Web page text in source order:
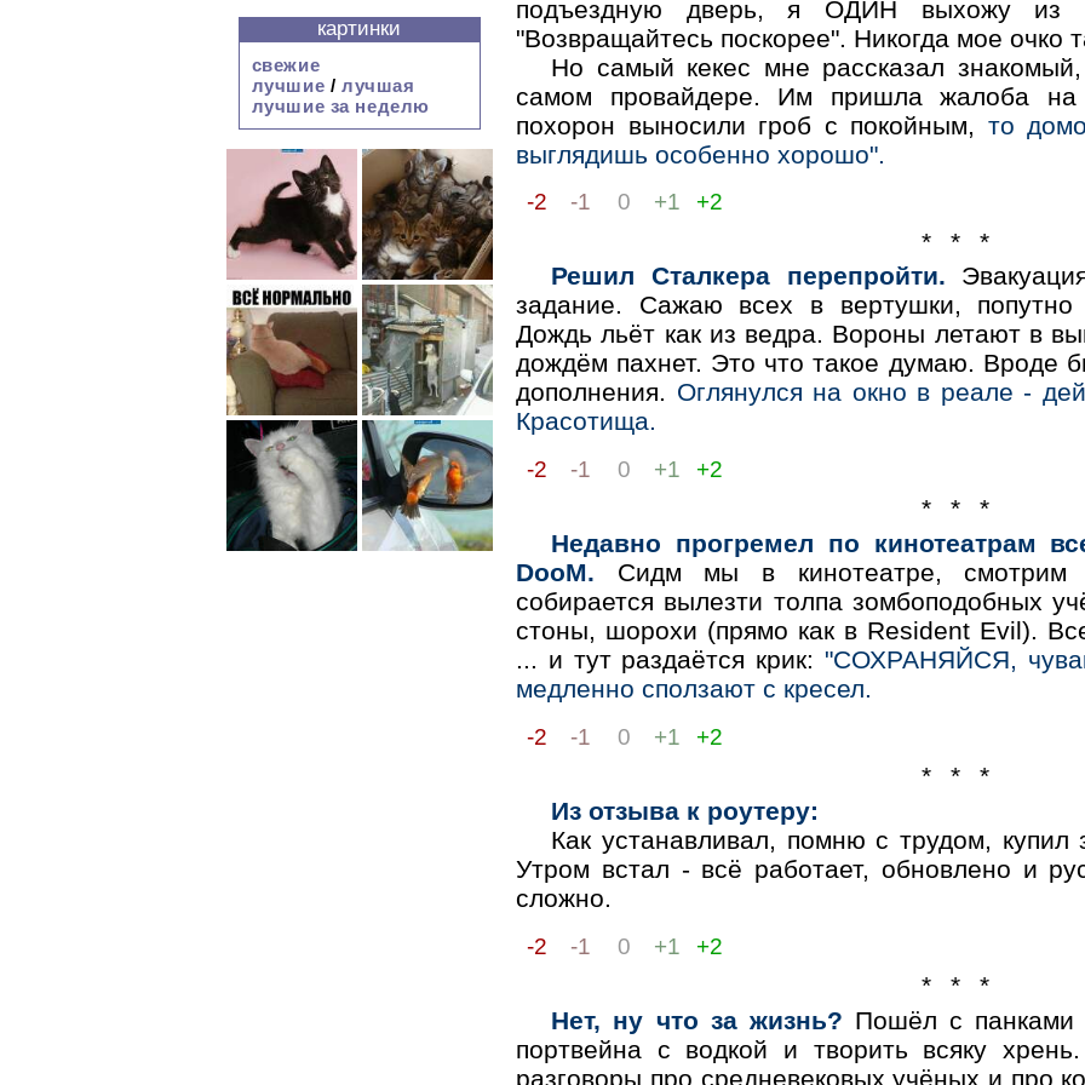
подъездную дверь, я ОДИН выхожу из
"Возвращайтесь поскорее". Никогда мое очко
Но самый кекес мне рассказал
самом провайдере. Им пришла жалоба
похорон выносили гроб с покойным, то
выглядишь особенно хорошо".
-2 -1 0 +1 +2
* * *
Решил Сталкера перепройти.
задание. Сажаю всех в вертушки, попутно
Дождь льёт как из ведра. Вороны летают в
дождём пахнет. Это что такое думаю. Вроде
дополнения. Оглянулся на окно в реале -
Красотища.
-2 -1 0 +1 +2
* * *
Недавно прогремел по кинотеатрам
DooM. Сидм мы в кинотеатре, смотрим
собирается вылезти толпа зомбоподобных
стоны, шорохи (прямо как в Resident Evil).
... и тут раздаётся крик: "СОХРАНЯЙСЯ,
медленно сползают с кресел.
-2 -1 0 +1 +2
* * *
Из отзыва к роутеру:
Как устанавливал, помню с трудом,
Утром встал - всё работает, обновлено и
сложно.
-2 -1 0 +1 +2
* * *
Нет, ну что за жизнь? Пошёл с панками
портвейна с водкой и творить всяку
разговоры про средневековых учёных и про
картинки
свежие
лучшие / лучшая
лучшие за неделю